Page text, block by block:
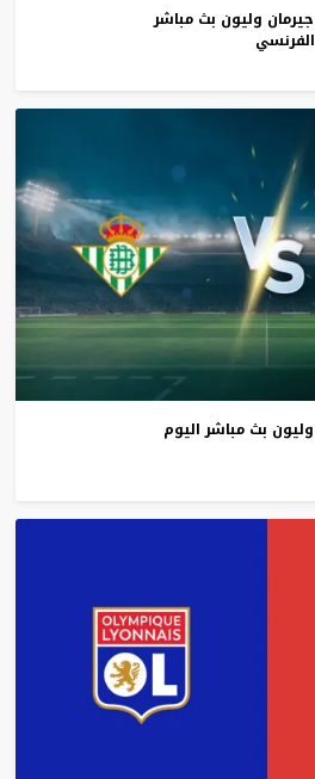
جيرمان وليون بث مباشر
الفرنسي
وليون بث مباشر اليوم